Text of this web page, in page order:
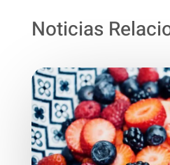
Noticias